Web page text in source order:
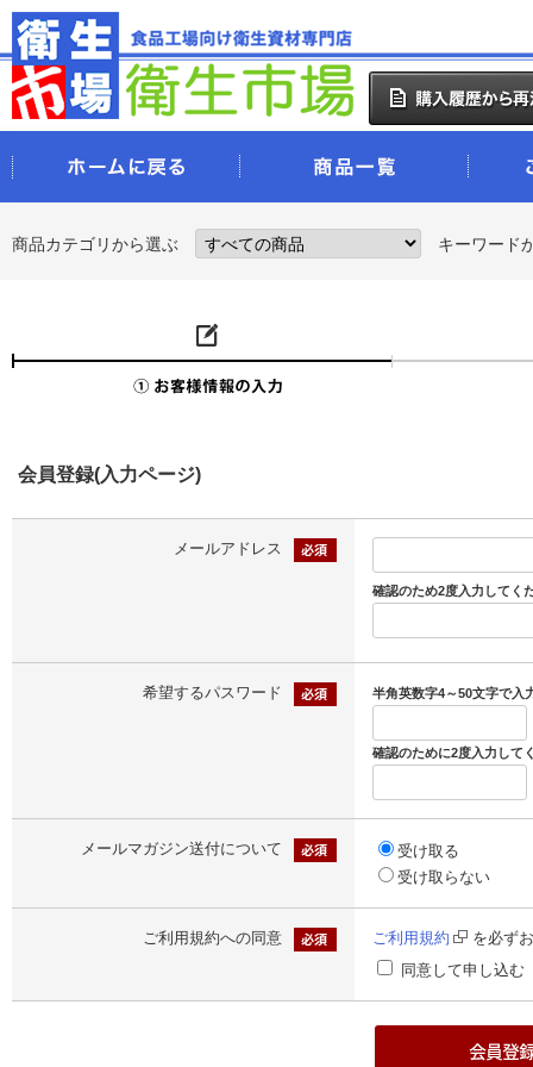
商品カテゴリから選ぶ キーワード
会員登録(入力ページ)
メールアドレス
確認のため2度入力してく
希望するパスワード 半角英数字4～50文字で入
確認のために2度入力して
メールマガジン送付について
受け取る
受け取らない
ご利用規約への同意 ご利用規約
を必ず
同意して申し込む